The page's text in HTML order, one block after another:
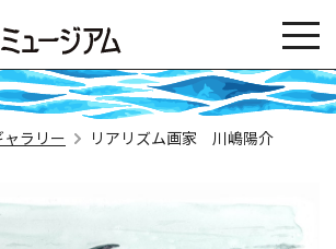
ラリー リアリズム画家 川嶋陽介